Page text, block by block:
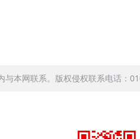
本网联系。版权侵权联系电话：